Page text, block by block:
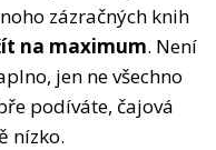
zázračných knih
na maximum. Není
jen ne všechno
podíváte, čajová
nízko.